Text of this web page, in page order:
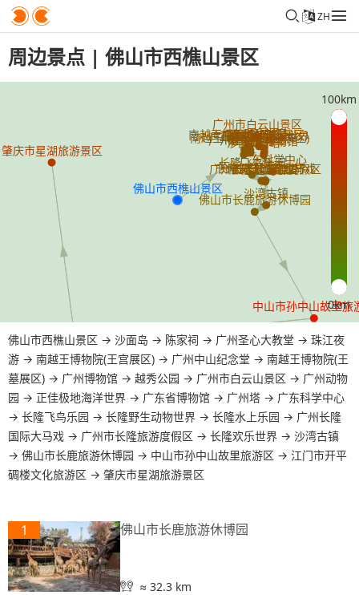
ZH
周边景点 | 佛山市西樵山景区
100km
0km
佛山市西樵山景区 → 沙面岛 → 陈家祠 → 广州圣心大教堂 → 珠江夜
游 → 南越王博物院(王宫展区) → 广州中山纪念堂 → 南越王博物院(王
墓展区) → 广州博物馆 → 越秀公园 → 广州市白云山景区 → 广州动物
园 → 正佳极地海洋世界 → 广东省博物馆 → 广州塔 → 广东科学中心
→ 长隆飞鸟乐园 → 长隆野生动物世界 → 长隆水上乐园 → 广州长隆
国际大马戏 → 广州市长隆旅游度假区 → 长隆欢乐世界 → 沙湾古镇
→ 佛山市长鹿旅游休博园 → 中山市孙中山故里旅游区 → 江门市开平
碉楼文化旅游区 → 肇庆市星湖旅游景区
1 佛山市长鹿旅游休博园
≈ 32.3 km